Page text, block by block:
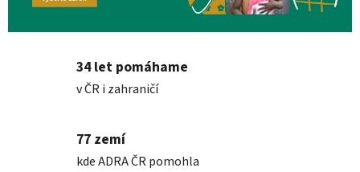
34 let pomáhame
v ČR i zahraničí
77 zemí
kde ADRA ČR pomohla